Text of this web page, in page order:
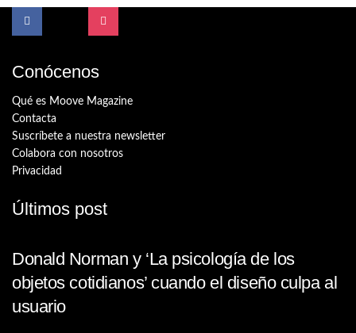
Conócenos
Qué es Moove Magazine
Contacta
Suscríbete a nuestra newsletter
Colabora con nosotros
Privacidad
Últimos post
Donald Norman y ‘La psicología de los
objetos cotidianos’ cuando el diseño culpa al
usuario